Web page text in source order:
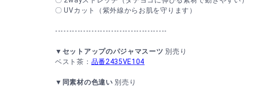
〇 UVカット（紫外線からお肌を守ります）
----------------------------------------
▼セットアップのパジャマスーツ 別売り
ベスト茶： 品番2435VE104
▼同素材の色違い 別売り